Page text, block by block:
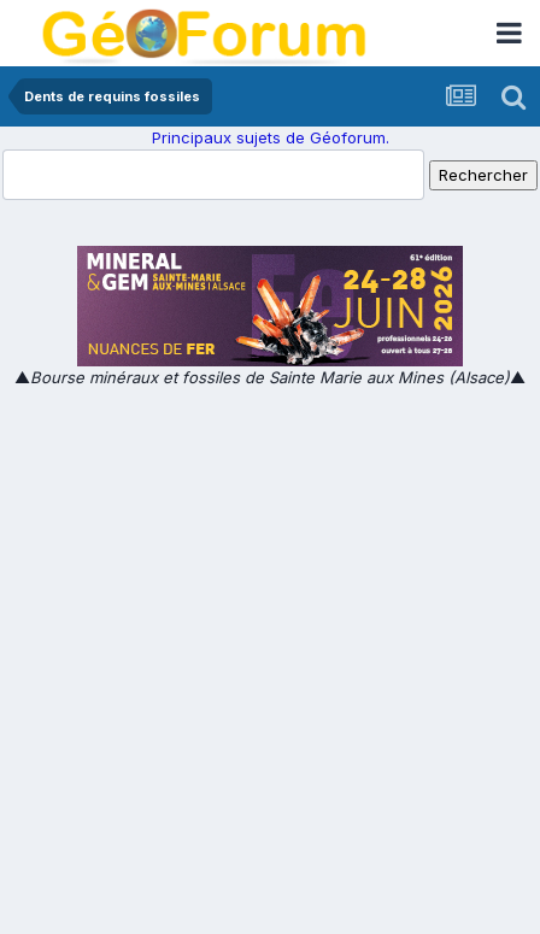
Dents de requins fossiles
Principaux sujets de Géoforum.
▲Bourse minéraux et fossiles de Sainte Marie aux Mines (Alsace)▲